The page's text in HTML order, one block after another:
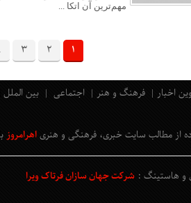
مهم‌ترین آن اتکا ...
1
2
3
اخبار فرهنگ و هنر اجتماعی بین الملل
از مطالب سایت خبری، فرهنگی و هنری اهرامروز
و هاستینگ : شرکت جهان سازان فرتاک ویرا